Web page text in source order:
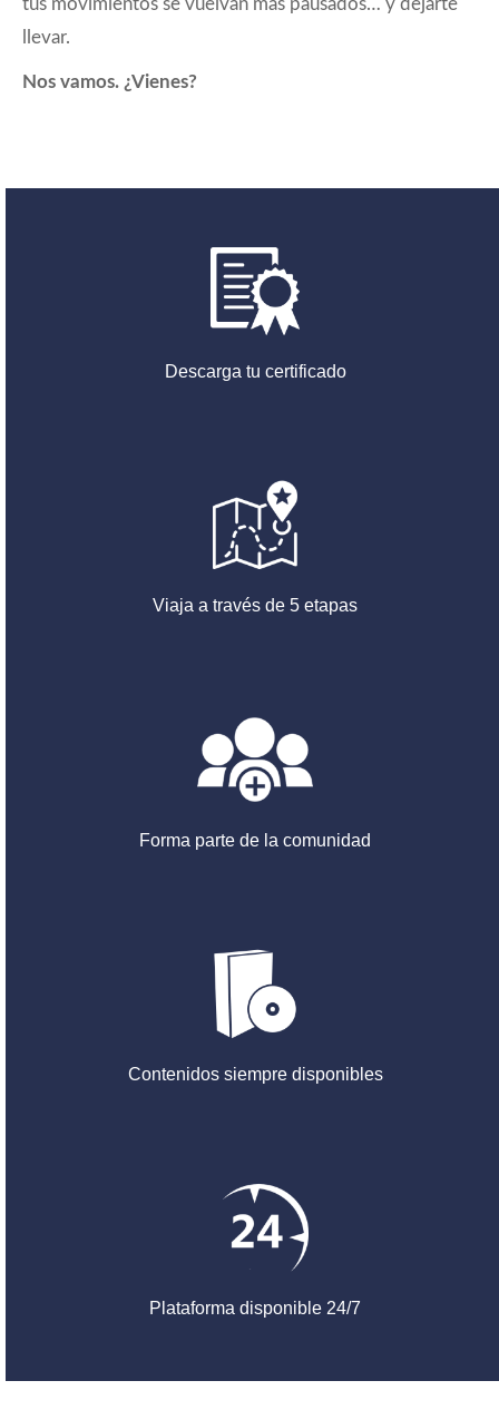
tus movimientos se vuelvan más pausados… y dejarte
llevar.
Nos vamos. ¿Vienes?
Descarga tu certificado
Viaja a través de 5 etapas
Forma parte de la comunidad
Contenidos siempre disponibles
Plataforma disponible 24/7